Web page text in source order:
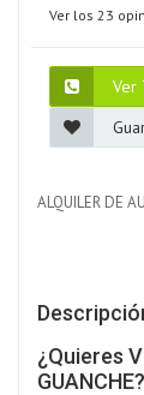
Ver los 23
Ver
ALQUILER DE
¿Quieres
GUANCHE?